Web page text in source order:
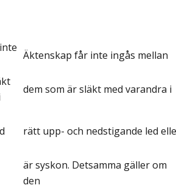
Äktenskap får inte ingås mellan
dem som är släkt med varandra i
rätt upp- och nedstigande led
är syskon. Detsamma gäller om
den